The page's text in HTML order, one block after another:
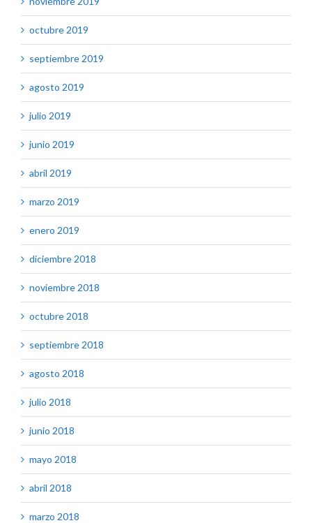
octubre 2019
septiembre 2019
agosto 2019
julio 2019
junio 2019
abril 2019
marzo 2019
enero 2019
diciembre 2018
noviembre 2018
octubre 2018
septiembre 2018
agosto 2018
julio 2018
junio 2018
mayo 2018
abril 2018
marzo 2018